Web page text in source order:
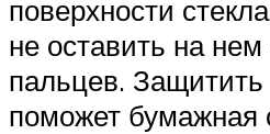
поверхности
не оставить на нем
пальцев. Защитить
поможет бумажная